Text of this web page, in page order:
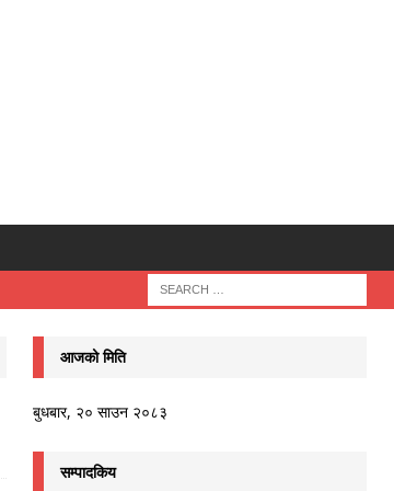
आजको मिति
बुधबार, २० साउन २०८३
सम्पादकिय